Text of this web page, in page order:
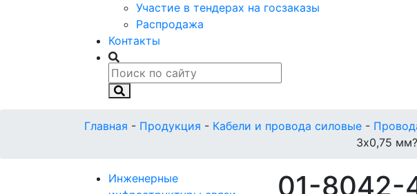
Участие в тендерах на госзаказы
Распродажа
Контакты
Главная - Продукция - Кабели и провода силовые -
3x0,75
Инженерные
01-8042-